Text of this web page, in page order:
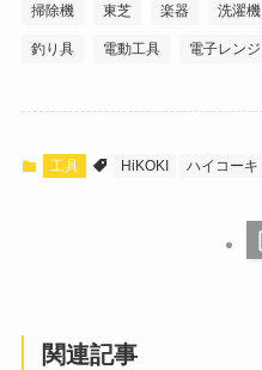
掃除機 東芝 楽器 洗濯機
釣り具 電動工具 電子レンジ
工具 HiKOKI ハイコーキ
関連記事